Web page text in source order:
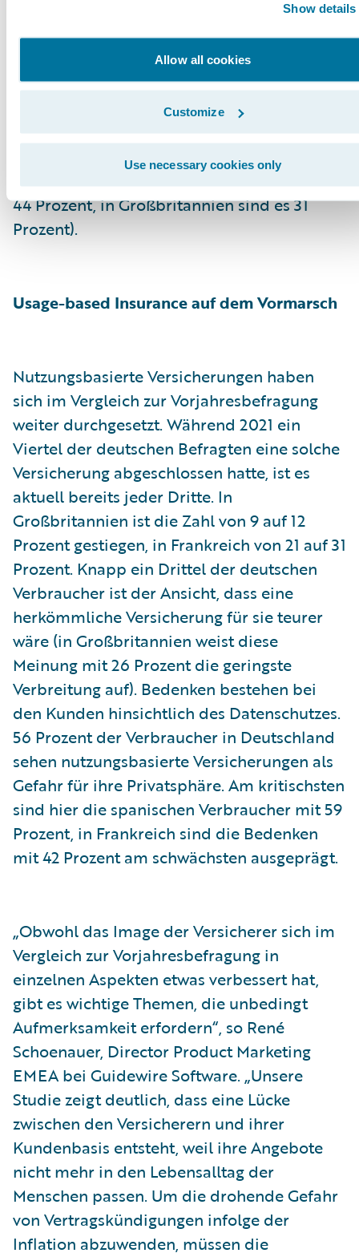
Show details
Allow all cookies
Customize
Use necessary cookies only
Die deutschen Versicherungskunden zeigen
mit 53 Prozent die höchste Bereitschaft,
mehr für Versicherungsprodukte zu zahlen,
wenn dieser Betrag zur Reduzierung von
Kohlenstoffemissionen eingesetzt wird (es
folgen Spanien und Frankreich mit jeweils
44 Prozent, in Großbritannien sind es 31
Prozent).
Usage-based Insurance auf dem Vormarsch
Nutzungsbasierte Versicherungen haben
sich im Vergleich zur Vorjahresbefragung
weiter durchgesetzt. Während 2021 ein
Viertel der deutschen Befragten eine solche
Versicherung abgeschlossen hatte, ist es
aktuell bereits jeder Dritte. In
Großbritannien ist die Zahl von 9 auf 12
Prozent gestiegen, in Frankreich von 21 auf 31
Prozent. Knapp ein Drittel der deutschen
Verbraucher ist der Ansicht, dass eine
herkömmliche Versicherung für sie teurer
wäre (in Großbritannien weist diese
Meinung mit 26 Prozent die geringste
Verbreitung auf). Bedenken bestehen bei
den Kunden hinsichtlich des Datenschutzes.
56 Prozent der Verbraucher in Deutschland
sehen nutzungsbasierte Versicherungen als
Gefahr für ihre Privatsphäre. Am kritischsten
sind hier die spanischen Verbraucher mit 59
Prozent, in Frankreich sind die Bedenken
mit 42 Prozent am schwächsten ausgeprägt.
„Obwohl das Image der Versicherer sich im
Vergleich zur Vorjahresbefragung in
einzelnen Aspekten etwas verbessert hat,
gibt es wichtige Themen, die unbedingt
Aufmerksamkeit erfordern“, so René
Schoenauer, Director Product Marketing
EMEA bei Guidewire Software. „Unsere
Studie zeigt deutlich, dass eine Lücke
zwischen den Versicherern und ihrer
Kundenbasis entsteht, weil ihre Angebote
nicht mehr in den Lebensalltag der
Menschen passen. Um die drohende Gefahr
von Vertragskündigungen infolge der
Inflation abzuwenden, müssen die